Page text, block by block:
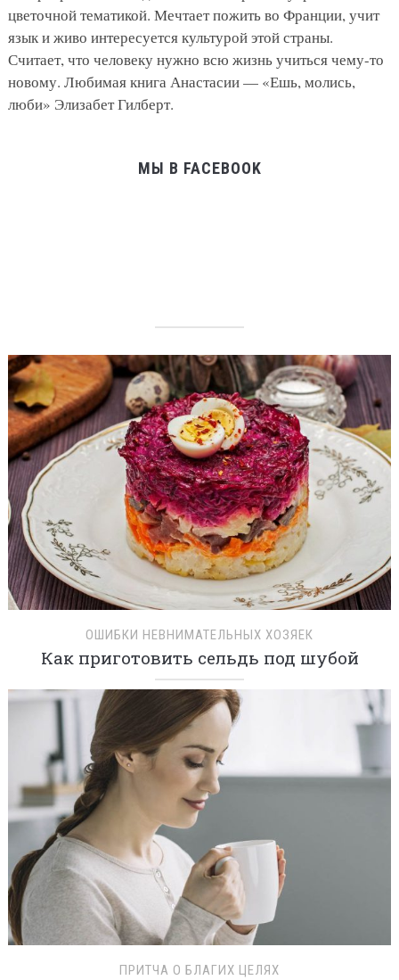
цветочной тематикой. Мечтает пожить во Франции, учит
язык и живо интересуется культурой этой страны.
Считает, что человеку нужно всю жизнь учиться чему-то
новому. Любимая книга Анастасии — «Ешь, молись,
люби» Элизабет Гилберт.
МЫ В FACEBOOK
ОШИБКИ НЕВНИМАТЕЛЬНЫХ ХОЗЯЕК
Как приготовить сельдь под шубой
ПРИТЧА О БЛАГИХ ЦЕЛЯХ